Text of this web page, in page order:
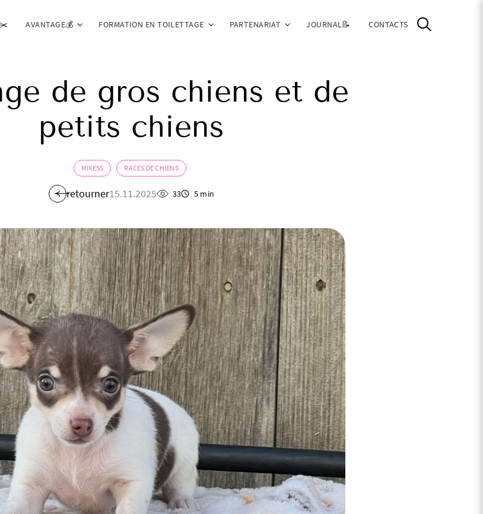
AVANTAGE💰 FORMATION EN TOILETTAGE PARTENARIAT JOURNAL📝 CONTACTS
de gros chiens et de
petits chiens
MIXESS RACES DE CHIENS
retourner15.11.2025 33 5 min